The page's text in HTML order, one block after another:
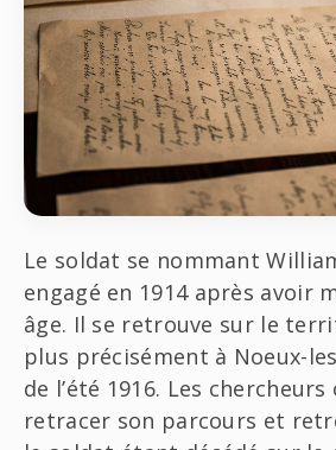
Sciences
Société
Le soldat se nommant
engagé en 1914 après avoir
âge. Il se retrouve sur le
plus précisément à Noeux-
de l’été 1916. Les
retracer son parcours et